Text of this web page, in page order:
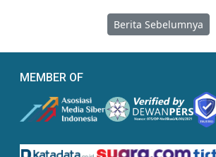
Berita Sebelumnya
MEMBER OF